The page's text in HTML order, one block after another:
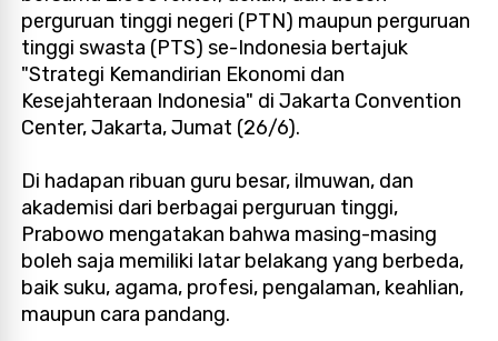
perguruan tinggi negeri (PTN) maupun perguruan
tinggi swasta (PTS) se-Indonesia bertajuk
"Strategi Kemandirian Ekonomi dan
Kesejahteraan Indonesia" di Jakarta Convention
Center, Jakarta, Jumat (26/6).
Di hadapan ribuan guru besar, ilmuwan, dan
akademisi dari berbagai perguruan tinggi,
Prabowo mengatakan bahwa masing-masing
boleh saja memiliki latar belakang yang berbeda,
baik suku, agama, profesi, pengalaman, keahlian,
maupun cara pandang.